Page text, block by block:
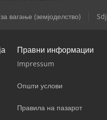
вагање (земјоделство)
Правни информации
Impressum
Општи услови
Правила на пазарот